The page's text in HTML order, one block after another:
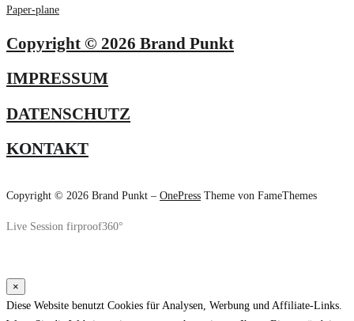
Paper-plane
Copyright © 2026 Brand Punkt
IMPRESSUM
DATENSCHUTZ
KONTAKT
Copyright © 2026 Brand Punkt – OnePress Theme von FameThemes
Live Session firproof360°
×
Diese Website benutzt Cookies für Analysen, Werbung und Affiliate-Links.